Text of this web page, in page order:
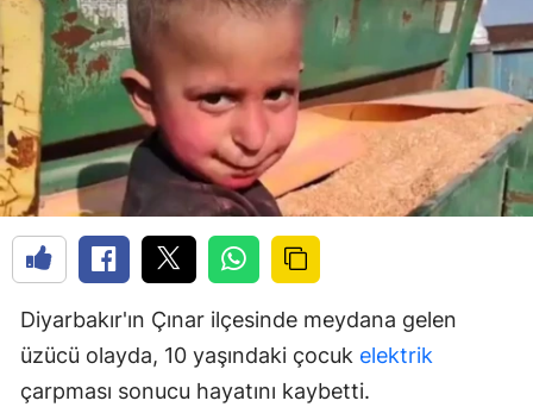
Diyarbakır'ın Çınar ilçesinde meydana gelen
üzücü olayda, 10 yaşındaki çocuk elektrik
çarpması sonucu hayatını kaybetti.